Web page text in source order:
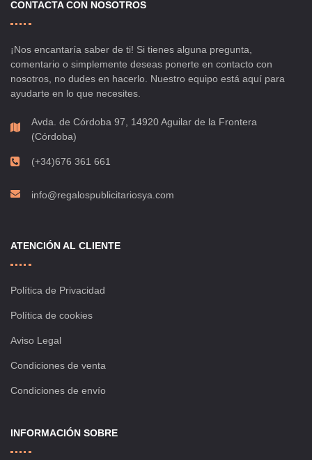
CONTACTA CON NOSOTROS
¡Nos encantaría saber de ti! Si tienes alguna pregunta,
comentario o simplemente deseas ponerte en contacto con
nosotros, no dudes en hacerlo. Nuestro equipo está aquí para
ayudarte en lo que necesites.
Avda. de Córdoba 97, 14920 Aguilar de la Frontera
(Córdoba)
(+34)676 361 661
info@regalospublicitariosya.com
ATENCIÓN AL CLIENTE
Política de Privacidad
Política de cookies
Aviso Legal
Condiciones de venta
Condiciones de envío
INFORMACIÓN SOBRE